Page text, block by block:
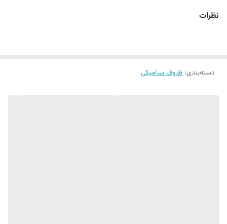
نظرات
دسته‌بندی: ظروف سرامیکی